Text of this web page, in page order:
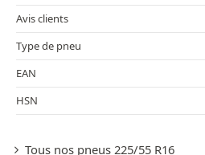
Avis clients
Type de pneu
EAN
HSN
Tous nos pneus 225/55 R16